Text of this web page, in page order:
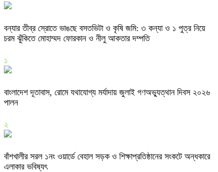
বন্যার তীব্র স্রোতে ভাঙছে বসতভিটা ও কৃষি জমি: ৩ কন্যা ও ১ পুত্র নিয়ে
চরম ঝুঁকিতে মোহাম্মদ ফোরকান ও নীলু আকতার দম্পতি
১
বাংলাদেশ দূতাবাস, রোমে যথাযোগ্য মর্যাদায় জুলাই গণঅভ্যুত্থান দিবস ২০২৬
পালন
২
বাঁশখালীর সরল ১নং ওয়ার্ডে বেহাল সড়ক ও শিক্ষাপ্রতিষ্ঠানের সংকটে অন্ধকারে
এলাকার ভবিষ্যৎ